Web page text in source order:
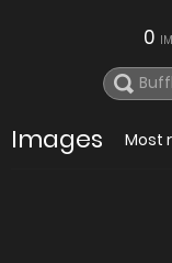
0
Images Most